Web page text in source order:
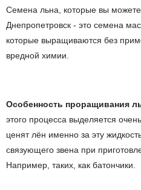
Семена льна, которые вы
Днепропетровск - это семена
которые выращиваются без
вредной химии.
Особенность проращивания
этого процесса выделяется
ценят лён именно за эту
связующего звена при
Например, таких, как батончики.